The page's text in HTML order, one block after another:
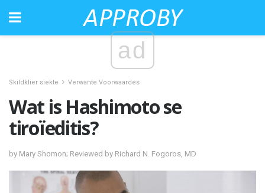
ad
Skildklier siekte Verwante Voorwaardes
Wat is Hashimoto se
tiroïeditis?
by Mary Shomon; Reviewed by Richard N. Fogoros, MD